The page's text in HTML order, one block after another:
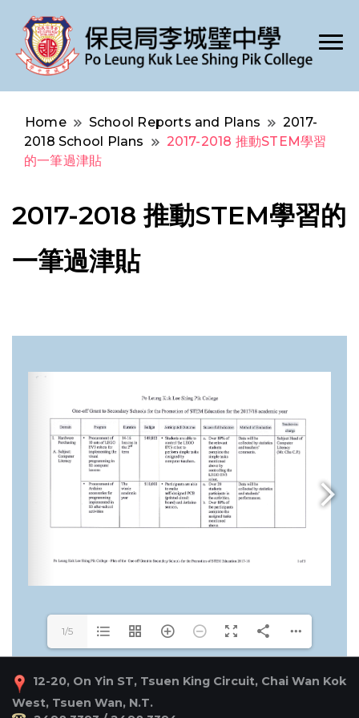
Po Leung Kuk Lee Shing Pik College
Home School Reports and Plans
2017-
2018 School Plans
2017-2018 推動STEM學習
的一筆過津貼
2017-2018 推動STEM學習的
一筆過津貼
1/5
12-20, On Yin ST, Tsuen King Circuit, Chai Wan Kok
West, Tsuen Wan, N.T.